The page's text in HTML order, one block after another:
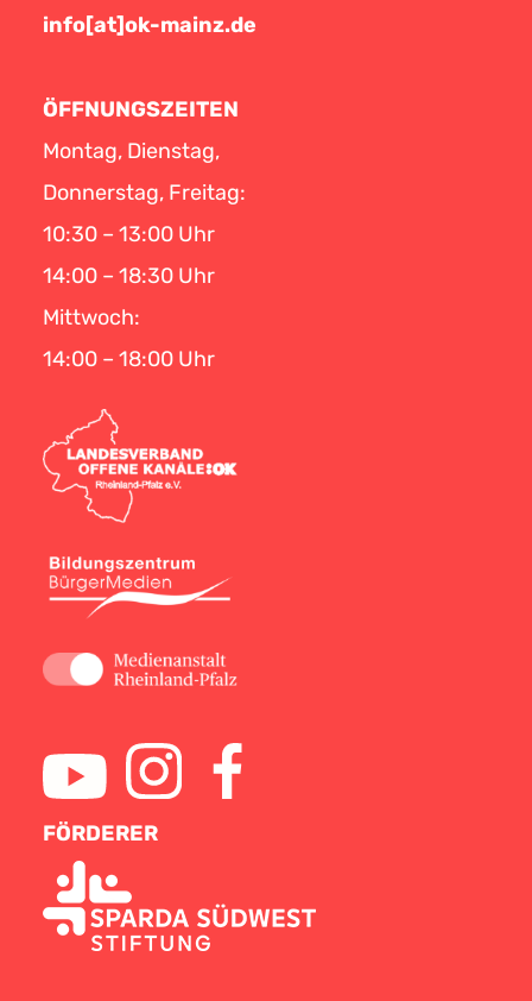
info[at]ok-mainz.de
ÖFFNUNGSZEITEN
Montag, Dienstag,
Donnerstag, Freitag:
10:30 – 13:00 Uhr
14:00 – 18:30 Uhr
Mittwoch:
14:00 – 18:00 Uhr
FÖRDERER